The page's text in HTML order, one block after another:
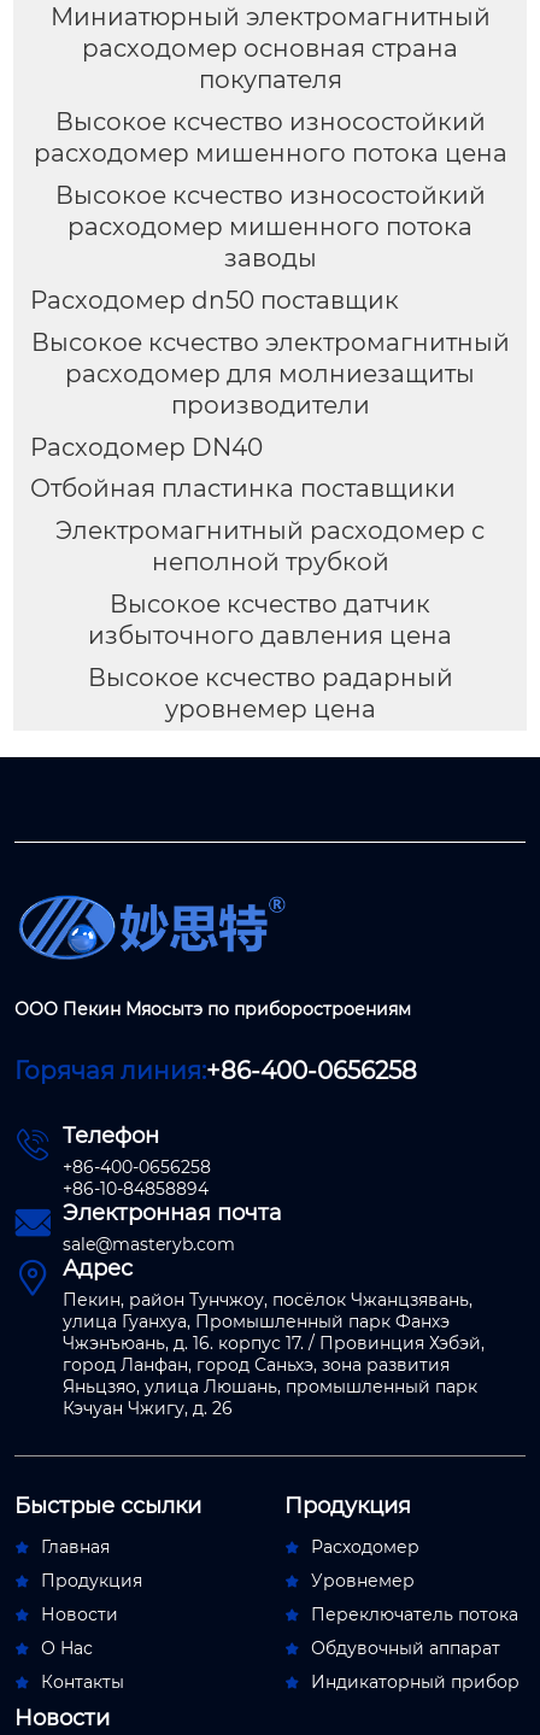
Миниатюрный электромагнитный
расходомер основная страна
покупателя
Высокое ксчество износостойкий
расходомер мишенного потока цена
Высокое ксчество износостойкий
расходомер мишенного потока
заводы
Расходомер dn50 поставщик
Высокое ксчество электромагнитный
расходомер для молниезащиты
производители
Расходомер DN40
Отбойная пластинка поставщики
Электромагнитный расходомер с
неполной трубкой
Высокое ксчество датчик
избыточного давления цена
Высокое ксчество радарный
уровнемер цена
ООО Пекин Мяосытэ по приборостроениям
Горячая линия:+86-400-0656258
 Телефон
+86-400-0656258
+86-10-84858894
 Электронная почта
sale@masteryb.com
 Адрес
Пекин, район Тунчжоу, посёлок Чжанцзявань,
улица Гуанхуа, Промышленный парк Фанхэ
Чжэнъюань, д. 16. корпус 17. / Провинция Хэбэй,
город Ланфан, город Саньхэ, зона развития
Яньцзяо, улица Люшань, промышленный парк
Кэчуан Чжигу, д. 26
Быстрые ссылки
 Главная
 Продукция
 Новости
 О Hас
 Контакты
Продукция
 Расходомер
 Уровнемер
 Переключатель потока
 Обдувочный аппарат
 Индикаторный прибор
Новости